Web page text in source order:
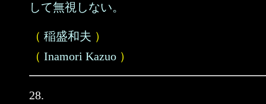
して無視しない。
（ 稲盛和夫 ）
（ Inamori Kazuo ）
28.